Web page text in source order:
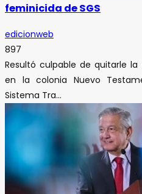
feminicida de SGS
edicionweb
897
Resultó culpable de quitarle
en la colonia Nuevo
Sistema Tra...